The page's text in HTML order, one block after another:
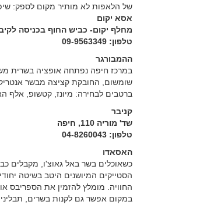
של הלאפות לא מותיר מקום לספק:
אסא יקום
מחלף יקום- כביש החוף בכניסה
טלפון: 09-9563349
ההמבורגר
במרכז חיפה נפתחה אופציה בשרית
שומשום, החובקת קציצה מבשר
ברטבים לבחירה: מיונז, קטשופ, אלף
קניבר
שד' מוריה 110, חיפה
טלפון: 04-8260043
האסאדו
כשאוכלים בשר באל גאוצ'ו, מקבלים
הסטייקים המיושנים היטב בשיטה
החוויה. מומלץ להזמין את הספריבס
במקום אפשר גם לקנות בשרים,